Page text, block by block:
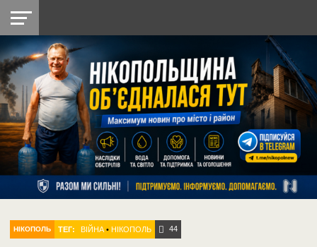
НІКОПОЛЬ
РАЙОН
СІЧЕСЛАВСЬКА
УКРАЇНА
РЕТРО
НІКОПОЛЬ
ЛАЙТ
УКРАЇНА
ДОПОМОГА
РАДІО
НІКОПОЛЬ ТЕГ: ВІЙНА •НІКОПОЛЬ 44